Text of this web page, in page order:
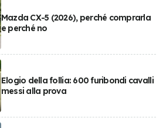
Mazda CX-5 (2026), perché comprarla
e perché no
Elogio della follia: 600 furibondi cavalli
messi alla prova